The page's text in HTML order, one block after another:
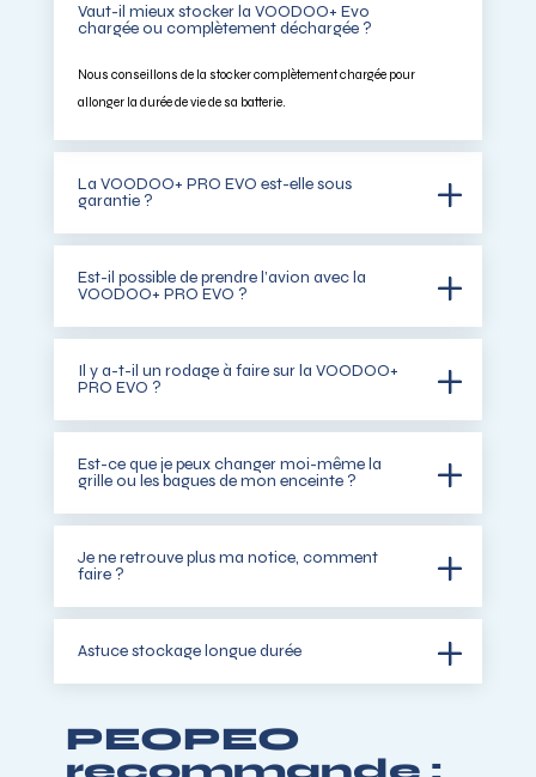
Vaut-il mieux stocker la VOODOO+ Evo
chargée ou complètement déchargée ?
Nous conseillons de la stocker complètement chargée pour
allonger la durée de vie de sa batterie.
La VOODOO+ PRO EVO est-elle sous
garantie ?
Est-il possible de prendre l’avion avec la
VOODOO+ PRO EVO ?
Il y a-t-il un rodage à faire sur la VOODOO+
PRO EVO ?
Est-ce que je peux changer moi-même la
grille ou les bagues de mon enceinte ?
Je ne retrouve plus ma notice, comment
faire ?
Astuce stockage longue durée
PEOPEO